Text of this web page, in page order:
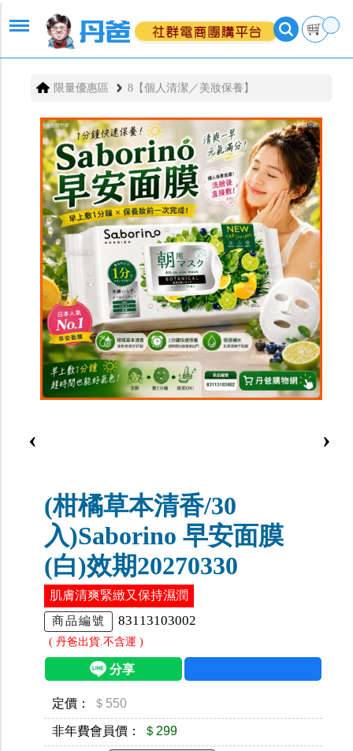
限量優惠區 8【個人清潔／美妝保養】
‹ ›
(柑橘草本清香/30
入)Saborino 早安面膜
(白)效期20270330
肌膚清爽緊緻又保持濕潤
商品編號 83113103002
( 丹爸出貨.不含運 )
定價： ＄550
非年費會員價： ＄299